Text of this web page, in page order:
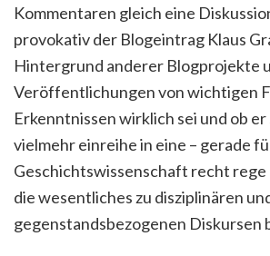
Kommentaren gleich eine
provokativ der Blogeintrag Klaus
Hintergrund anderer Blogprojekte
Veröffentlichungen von wichtigen
Erkenntnissen wirklich sei und ob
vielmehr einreihe in eine – gerade
Geschichtswissenschaft recht rege
die wesentliches zu disziplinären
gegenstandsbezogenen Diskursen